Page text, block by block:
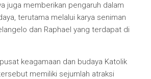
juga memberikan pengaruh dalam
terutama melalui karya seniman
dan Raphael yang terdapat di
keagamaan dan budaya Katolik
memiliki sejumlah atraksi